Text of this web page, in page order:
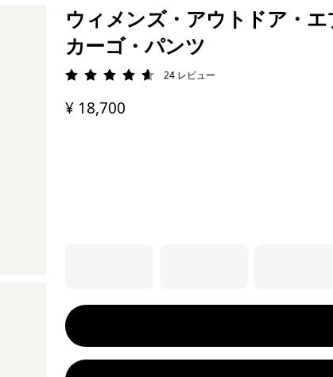
ウィメンズ・アウトドア・エ
カーゴ・パンツ
評価: 4.6 / 5
24 レビュー
¥ 18,700